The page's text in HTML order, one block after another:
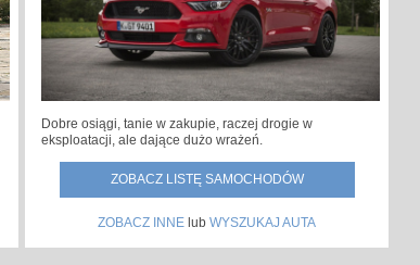
Dobre osiągi, tanie w zakupie, raczej drogie w
eksploatacji, ale dające dużo wrażeń.
ZOBACZ LISTĘ SAMOCHODÓW
ZOBACZ INNE lub WYSZUKAJ AUTA